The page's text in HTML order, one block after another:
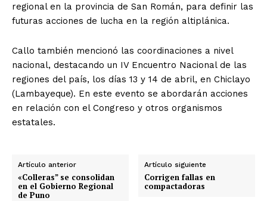
regional en la provincia de San Román, para definir las
futuras acciones de lucha en la región altiplánica.
Callo también mencionó las coordinaciones a nivel
nacional, destacando un IV Encuentro Nacional de las
regiones del país, los días 13 y 14 de abril, en Chiclayo
(Lambayeque). En este evento se abordarán acciones
en relación con el Congreso y otros organismos
estatales.
Artículo anterior
«Colleras” se consolidan
en el Gobierno Regional
de Puno
Artículo siguiente
Corrigen fallas en
compactadoras